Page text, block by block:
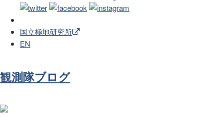
国立極地研究所
EN
観測隊ブログ